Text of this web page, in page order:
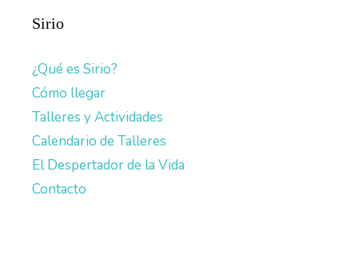
Sirio
¿Qué es Sirio?
Cómo llegar
Talleres y Actividades
Calendario de Talleres
El Despertador de la Vida
Contacto